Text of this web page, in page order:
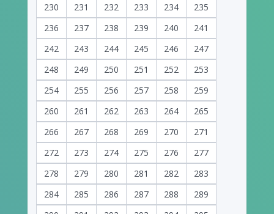
230
231 232 233 234
235
236
237 238 239 240
241
242
243 244 245 246
247
248
249 250 251 252
253
254
255 256 257 258
259
260
261 262 263 264
265
266
267 268 269 270
271
272
273 274 275 276
277
278
279 280 281 282
283
284
285 286 287 288
289